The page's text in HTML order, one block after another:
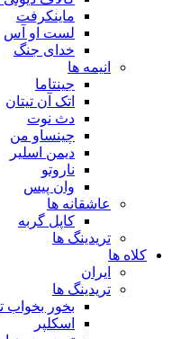
ماینکرفت
لست او آس
خدای جنگ
انیمه ها
جینتاما
اتک آن تیتان
دث نوت
چینساو من
دیمن اسلیر
ناروتو
وان پیس
عاشقانه ها
کاپل گربه
تریدینگ ها
کلاه ها
ایران
تریدینگ ها
بخور بخواب
اسکلپر